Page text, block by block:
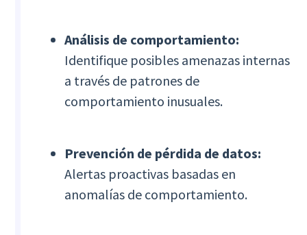
Análisis de comportamiento:
Identifique posibles amenazas internas
a través de patrones de
comportamiento inusuales.
Prevención de pérdida de datos:
Alertas proactivas basadas en
anomalías de comportamiento.